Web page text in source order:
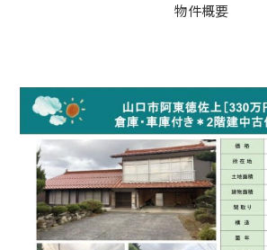
物件概要